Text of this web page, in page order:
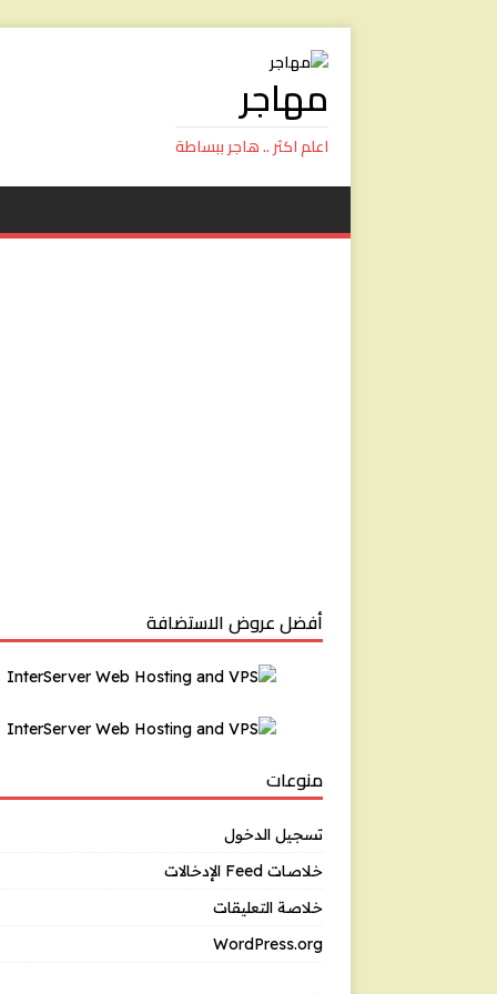
مهاجر
اعلم اكثر .. هاجر ببساطة
أفضل عروض الاستضافة
منوعات
تسجيل الدخول
خلاصات Feed الإدخالات
خلاصة التعليقات
WordPress.org